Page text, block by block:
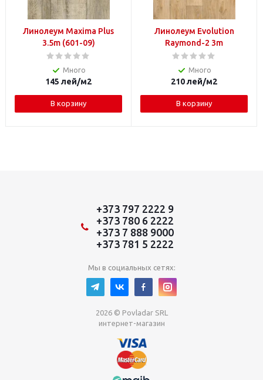
Линолеум Maxima Plus
3.5m (601-09)
Много
145 лей/м2
В корзину
Линолеум Evolution
Raymond-2 3m
Много
210лей/м2
В корзину
+373 797 2222 9
+373 780 6 2222
+373 7 888 9000
+373 781 5 2222
Мы в социальных сетях:
2026 © Povladar SRL
интернет-магазин